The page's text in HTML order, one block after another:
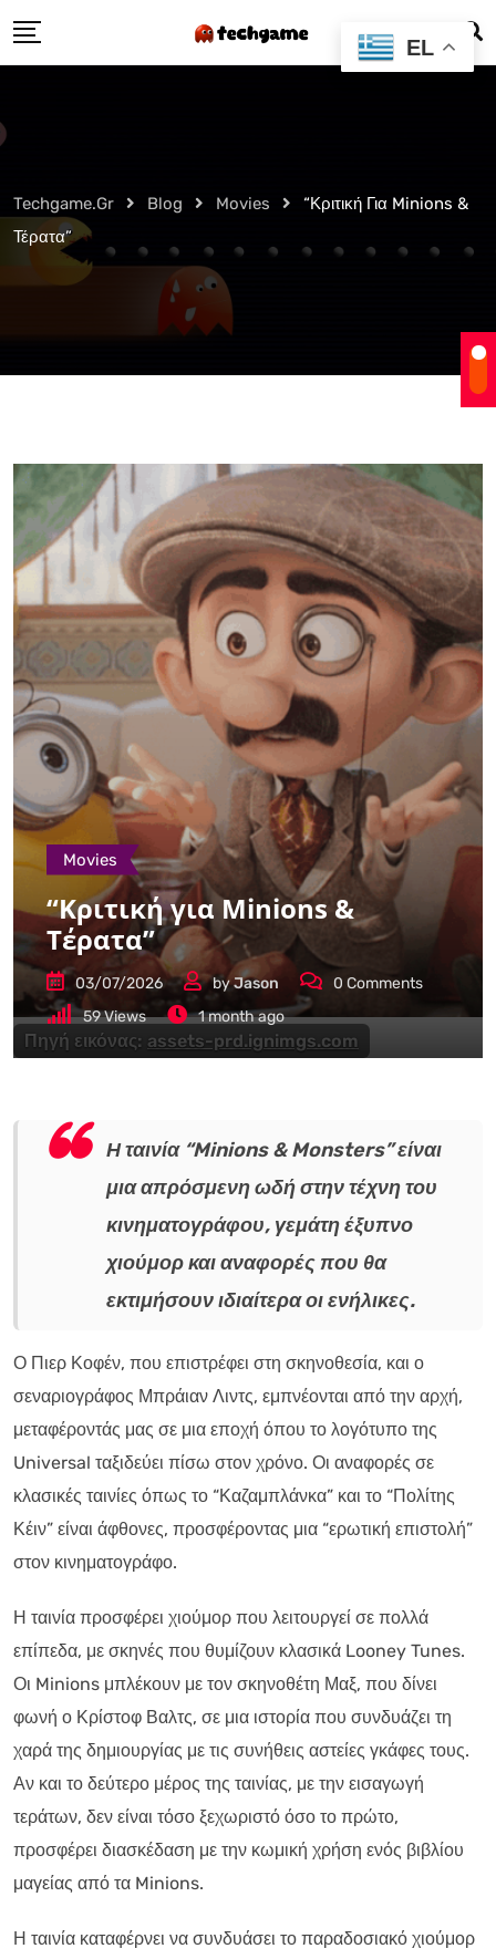
to
Techgame.gr Blog Movies
“Κριτική Για Minions &
Τέρατα”
Πηγή εικόνας: assets-prd.ignimgs.com
Movies
“Κριτική για Minions &
Τέρατα”
03/07/2026 byJason 0 Comments
59Views 1 month ago
Η ταινία “Minions & Monsters” είναι
μια απρόσμενη ωδή στην τέχνη του
κινηματογράφου, γεμάτη έξυπνο
χιούμορ και αναφορές που θα
εκτιμήσουν ιδιαίτερα οι ενήλικες.
Ο Πιερ Κοφέν, που επιστρέφει στη σκηνοθεσία, και ο
σεναριογράφος Μπράιαν Λιντς, εμπνέονται από την αρχή,
μεταφέροντάς μας σε μια εποχή όπου το λογότυπο της
Universal ταξιδεύει πίσω στον χρόνο. Οι αναφορές σε
κλασικές ταινίες όπως το “Καζαμπλάνκα” και το “Πολίτης
Κέιν” είναι άφθονες, προσφέροντας μια “ερωτική επιστολή”
στον κινηματογράφο.
Η ταινία προσφέρει χιούμορ που λειτουργεί σε πολλά
επίπεδα, με σκηνές που θυμίζουν κλασικά Looney Tunes.
Οι Minions μπλέκουν με τον σκηνοθέτη Μαξ, που δίνει
φωνή ο Κρίστοφ Βαλτς, σε μια ιστορία που συνδυάζει τη
χαρά της δημιουργίας με τις συνήθεις αστείες γκάφες τους.
Αν και το δεύτερο μέρος της ταινίας, με την εισαγωγή
τεράτων, δεν είναι τόσο ξεχωριστό όσο το πρώτο,
προσφέρει διασκέδαση με την κωμική χρήση ενός βιβλίου
μαγείας από τα Minions.
Η ταινία καταφέρνει να συνδυάσει το παραδοσιακό χιούμορ
EL